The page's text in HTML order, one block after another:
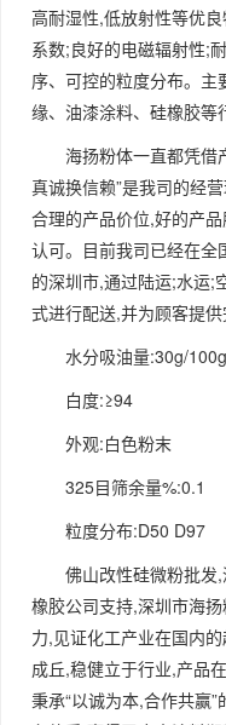
高耐湿性,低放射性等优
系数;良好的电磁辐射性;
序、可控的粒度分布。
缘、油漆涂料、硅橡胶等
海扬粉体一直都凭借
真诚换信赖”是我司的经
合理的产品价位,好的产
认可。目前我司已经在全
的深圳市,通过陆运;水运;
式进行配送,并为顾客提供
水分吸油量:30g/100g
白度:≥94
外观:白色粉末
325目筛余量%:0.1
粒度分布:D50 D97
佛山改性硅微粉批发
橡胶公司支持,深圳市海
力,见证化工产业在国内
成丘,稳健立于行业,产品
秉承“以诚为本,合作共赢